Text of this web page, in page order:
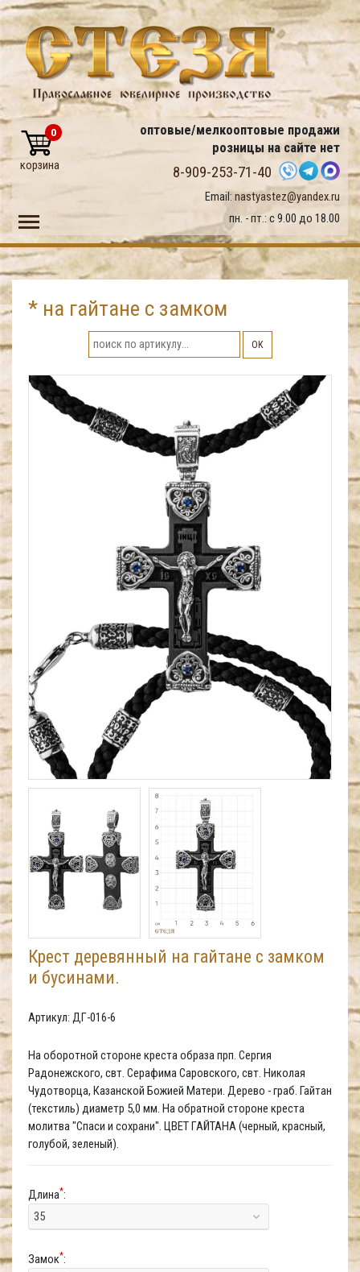
оптовые/мелкооптовые продажи
розницы на сайте нет
8-909-253-71-40
Email: nastyastez@yandex.ru
пн. - пт.: с 9.00 до 18.00
0
корзина
Toggle main menu visibility
* на гайтане с замком
ОК
Крест деревянный на гайтане с замком
и бусинами.
Артикул: ДГ-016-6
На оборотной стороне креста образа прп. Сергия
Радонежского, свт. Серафима Саровского, свт. Николая
Чудотворца, Казанской Божией Матери. Дерево - граб. Гайтан
(текстиль) диаметр 5,0 мм. На обратной стороне креста
молитва "Спаси и сохрани". ЦВЕТ ГАЙТАНА (черный, красный,
голубой, зеленый).
Длина*:
35
Замок*: